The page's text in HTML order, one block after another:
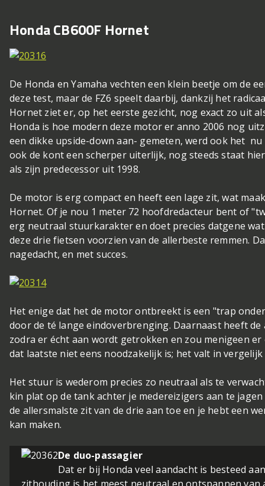
Honda CB600F Hornet
De Honda en Yamaha vechten een klein beetje om de
deze test, maar de FZ6 speelt daarbij, dankzij het
Hornet ziet er, op het eerste gezicht, nog exact zo uit
Honda is hoe modern deze motor er anno 2006 nog
een dikke upside-down aan- gemeten, werd ook het
ook de kont een scherper uiterlijk, nog steeds staat
als zijn predecessor uit 1998.
De motor is erg compact en heeft een lage zit, wat
Hornet. Of je nou 1 meter 72 hoofdredacteur bent of
erg neutraal stuurkarakter en doet precies datgene
deze drie fietsen voorzien van de allerbeste remmen.
nagedacht, en met succes.
Het enige dat het de motor ontbreekt is een "trap
door de té lange eindoverbrenging. Daarnaast heeft
zodra er écht aan wordt getrokken en zou menigeen
dat laatste niet eens noodzakelijk is; het valt in
Het stuur is wederom precies zo neutraal als te
kin plat op de tank achter je medereizigers aan te
de allersmalste zit van de drie aan toe en je hebt een
kan maken.
De duo-passagier
Dat er bij Honda veel aandacht is besteed